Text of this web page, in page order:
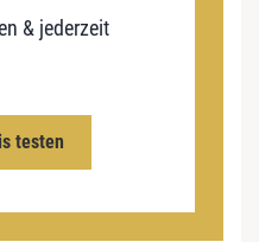
& jederzeit
testen